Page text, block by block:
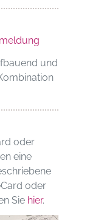
und
oder
eine
oder
Sie hier.